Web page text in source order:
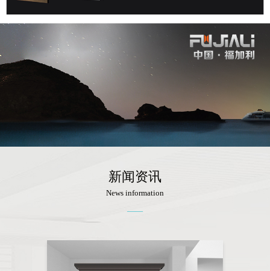
新闻资讯
News information
——